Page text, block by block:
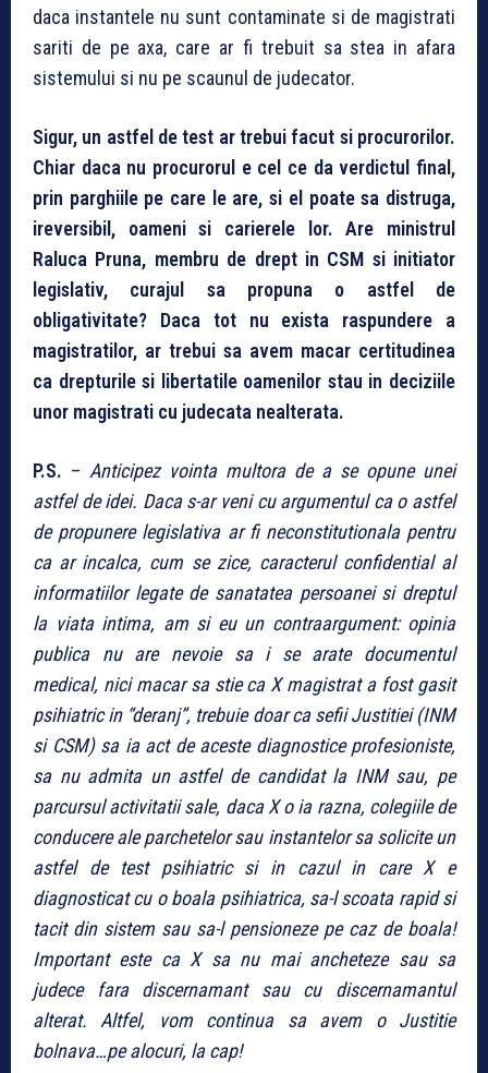
daca instantele nu sunt contaminate si de magistrati
sariti de pe axa, care ar fi trebuit sa stea in afara
sistemului si nu pe scaunul de judecator.
Sigur, un astfel de test ar trebui facut si procurorilor.
Chiar daca nu procurorul e cel ce da verdictul final,
prin parghiile pe care le are, si el poate sa distruga,
ireversibil, oameni si carierele lor. Are ministrul
Raluca Pruna, membru de drept in CSM si initiator
legislativ, curajul sa propuna o astfel de
obligativitate? Daca tot nu exista raspundere a
magistratilor, ar trebui sa avem macar certitudinea
ca drepturile si libertatile oamenilor stau in deciziile
unor magistrati cu judecata nealterata.
P.S. – Anticipez vointa multora de a se opune unei
astfel de idei. Daca s-ar veni cu argumentul ca o astfel
de propunere legislativa ar fi neconstitutionala pentru
ca ar incalca, cum se zice, caracterul confidential al
informatiilor legate de sanatatea persoanei si dreptul
la viata intima, am si eu un contraargument: opinia
publica nu are nevoie sa i se arate documentul
medical, nici macar sa stie ca X magistrat a fost gasit
psihiatric in “deranj”, trebuie doar ca sefii Justitiei (INM
si CSM) sa ia act de aceste diagnostice profesioniste,
sa nu admita un astfel de candidat la INM sau, pe
parcursul activitatii sale, daca X o ia razna, colegiile de
conducere ale parchetelor sau instantelor sa solicite un
astfel de test psihiatric si in cazul in care X e
diagnosticat cu o boala psihiatrica, sa-l scoata rapid si
tacit din sistem sau sa-l pensioneze pe caz de boala!
Important este ca X sa nu mai ancheteze sau sa
judece fara discernamant sau cu discernamantul
alterat. Altfel, vom continua sa avem o Justitie
bolnava…pe alocuri, la cap!